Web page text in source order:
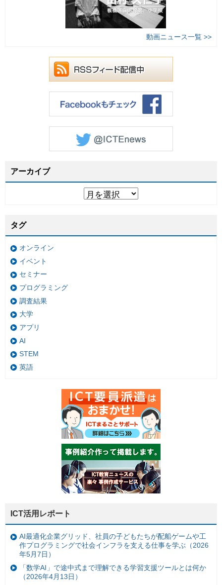
動画ニュース一覧 >>
アーカイブ
タグ
オンライン
イベント
セミナー
プログラミング
調査結果
大学
アプリ
AI
STEM
英語
ICT活用レポート
AI最適化企業グリッド、社員の子どもたちが配船ゲームや工
作プログラミングで社会インフラを支える仕事を学ぶ（2026
年5月7日）
「数学AI」で途中式まで理解できる学習支援ツールとは何か
（2026年4月13日）